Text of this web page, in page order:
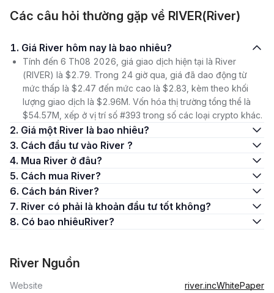
Các câu hỏi thường gặp về RIVER(River)
1. Giá River hôm nay là bao nhiêu?
Tính đến 6 Th08 2026, giá giao dịch hiện tại là River
(RIVER) là $2.79. Trong 24 giờ qua, giá đã dao động từ
mức thấp là $2.47 đến mức cao là $2.83, kèm theo khối
lượng giao dịch là $2.96M. Vốn hóa thị trường tổng thể là
$54.57M, xếp ở vị trí số #393 trong số các loại crypto khác.
2. Giá một River là bao nhiêu?
3. Cách đầu tư vào River ?
4. Mua River ở đâu?
5. Cách mua River?
6. Cách bán River?
7. River có phải là khoản đầu tư tốt không?
8. Có bao nhiêuRiver?
River Nguồn
Website river.incWhitePaper